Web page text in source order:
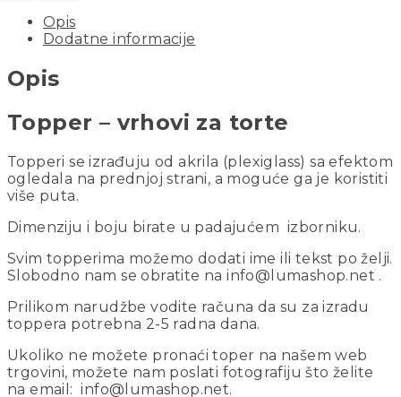
Opis
Dodatne informacije
Opis
Topper – vrhovi za torte
Topperi se izrađuju od akrila (plexiglass) sa efektom
ogledala na prednjoj strani, a moguće ga je koristiti
više puta.
Dimenziju i boju birate u padajućem izborniku.
Svim topperima možemo dodati ime ili tekst po želji.
Slobodno nam se obratite na info@lumashop.net .
Prilikom narudžbe vodite računa da su za izradu
toppera potrebna 2-5 radna dana.
Ukoliko ne možete pronaći toper na našem web
trgovini, možete nam poslati fotografiju što želite
na email: info@lumashop.net.